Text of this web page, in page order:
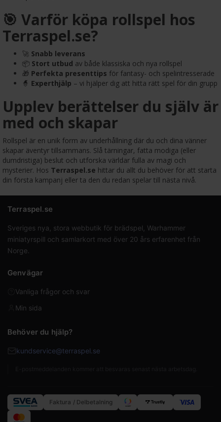
🎯 Varför köpa rollspel hos
Terraspel.se?
🚀 Snabb leverans
📦 Stort utbud av både klassiska och nya rollspel
🎁 Perfekta presenttips för fantasy- och spelintresserade
🧙 Experthjälp – vi hjälper dig att hitta rätt spel för din grupp
Upplev berättelser du själv är
med och skapar
Rollspel är en unik form av underhållning där du och dina vänner
skapar äventyr tillsammans. Slå tärningar, fatta modiga (eller
dumdristiga) beslut och utforska världar fulla av magi och
mysterier. Hos Terraspel.se hittar du allt du behöver för att starta
din första kampanj eller ta den du redan spelar till nästa nivå.
Terraspel.se
Sveriges nya, stora webbutik för brädspel, Warhammer
miniatyrspill och samlarkort med över 20 års erfarenhet från
Norge.
Genvägar
Vanliga frågor och svar
Min sida
Behöver du hjälp?
kundservice@terraspel.se
Faktura / Delbetalning